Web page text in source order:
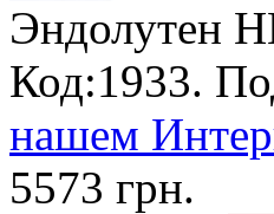
Эндолутен
Код:1933.
нашем
5573 грн.